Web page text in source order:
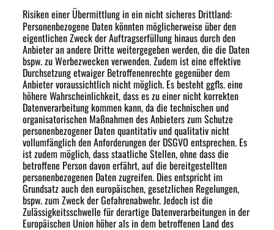
Risiken einer Übermittlung in ein nicht sicheres Drittland:
Personenbezogene Daten könnten möglicherweise über den
eigentlichen Zweck der Auftragserfüllung hinaus durch den
Anbieter an andere Dritte weitergegeben werden, die die Daten
bspw. zu Werbezwecken verwenden. Zudem ist eine effektive
Durchsetzung etwaiger Betroffenenrechte gegenüber dem
Anbieter voraussichtlich nicht möglich. Es besteht ggfls. eine
höhere Wahrscheinlichkeit, dass es zu einer nicht korrekten
Datenverarbeitung kommen kann, da die technischen und
organisatorischen Maßnahmen des Anbieters zum Schutze
personenbezogener Daten quantitativ und qualitativ nicht
vollumfänglich den Anforderungen der DSGVO entsprechen. Es
ist zudem möglich, dass staatliche Stellen, ohne dass die
betroffene Person davon erfährt, auf die bereitgestellten
personenbezogenen Daten zugreifen. Dies entspricht im
Grundsatz auch den europäischen, gesetzlichen Regelungen,
bspw. zum Zweck der Gefahrenabwehr. Jedoch ist die
Zulässigkeitsschwelle für derartige Datenverarbeitungen in der
Europäischen Union höher als in dem betroffenen Land des